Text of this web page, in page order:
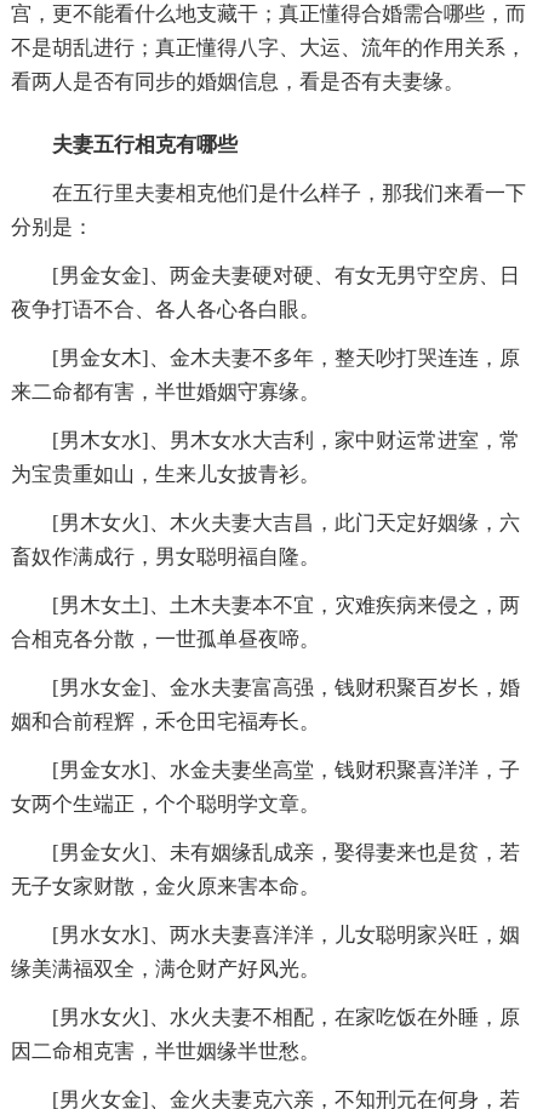
宫，更不能看什么地支藏干；真正懂得合婚需合哪些，而
不是胡乱进行；真正懂得八字、大运、流年的作用关系，
看两人是否有同步的婚姻信息，看是否有夫妻缘。
夫妻五行相克有哪些
在五行里夫妻相克他们是什么样子，那我们来看一下
分别是：
[男金女金]、两金夫妻硬对硬、有女无男守空房、日
夜争打语不合、各人各心各白眼。
[男金女木]、金木夫妻不多年，整天吵打哭连连，原
来二命都有害，半世婚姻守寡缘。
[男木女水]、男木女水大吉利，家中财运常进室，常
为宝贵重如山，生来儿女披青衫。
[男木女火]、木火夫妻大吉昌，此门天定好姻缘，六
畜奴作满成行，男女聪明福自隆。
[男木女土]、土木夫妻本不宜，灾难疾病来侵之，两
合相克各分散，一世孤单昼夜啼。
[男水女金]、金水夫妻富高强，钱财积聚百岁长，婚
姻和合前程辉，禾仓田宅福寿长。
[男金女水]、水金夫妻坐高堂，钱财积聚喜洋洋，子
女两个生端正，个个聪明学文章。
[男金女火]、未有姻缘乱成亲，娶得妻来也是贫，若
无子女家财散，金火原来害本命。
[男水女水]、两水夫妻喜洋洋，儿女聪明家兴旺，姻
缘美满福双全，满仓财产好风光。
[男水女火]、水火夫妻不相配，在家吃饭在外睡，原
因二命相克害，半世姻缘半世愁。
[男火女金]、金火夫妻克六亲，不知刑元在何身，若